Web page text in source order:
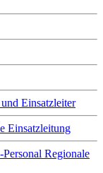
Einsatzleiter
Einsatzleitung
Regionale